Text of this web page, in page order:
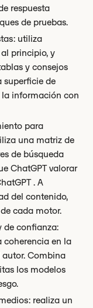
respuesta
de pruebas.
utiliza
principio, y
y consejos
superficie de
la información con
para
una matriz de
de búsqueda
ChatGPT valorar
. A
del contenido,
cada motor.
de confianza:
coherencia en la
Combina
los modelos
realiza un